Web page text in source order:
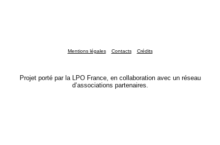
Mentions légales Contacts Crédits
Projet porté par la LPO France, en collaboration avec un réseau
d’associations partenaires.